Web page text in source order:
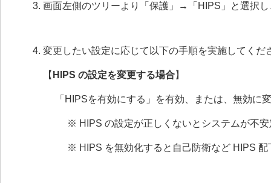
画面左側のツリーより「保護」→「HIPS」と選択
変更したい設定に応じて以下の手順を実施してくだ
【 HIPS の設定を変更する場合】
「HIPSを有効にする」を有効、または、無効に
※ HIPS の設定が正しくないとシステムが不
※ HIPS を無効化すると自己防衛など HIPS